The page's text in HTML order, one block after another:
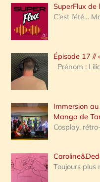
e
r
c
h
e
:
SuperFlux de
C’est l’été…
Épisode 17 //
Prénom :
Immersion
Manga de
Cosplay,
Toujours plus